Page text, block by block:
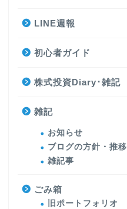
LINE週報
初心者ガイド
株式投資Diary･雑記
雑記
お知らせ
ブログの方針・推移
雑記事
ごみ箱
旧ポートフォリオ